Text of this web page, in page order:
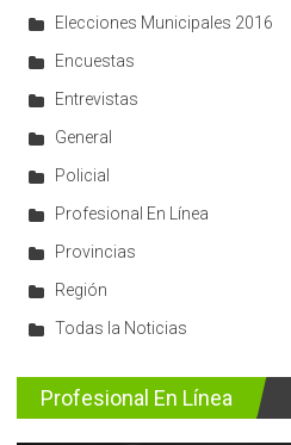
Elecciones Municipales 2016
Encuestas
Entrevistas
General
Policial
Profesional En Línea
Provincias
Región
Todas la Noticias
Profesional En Línea